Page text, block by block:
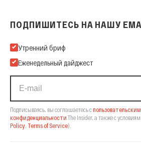
ПОДПИШИТЕСЬ НА НАШУ
Подпишитесь на нашу Email-рассылку
Утренний бриф
Еженедельный дайджест
Подписываясь, вы соглашаетесь с
конфиденциальности The Insider, а также с
Policy Terms of Service).